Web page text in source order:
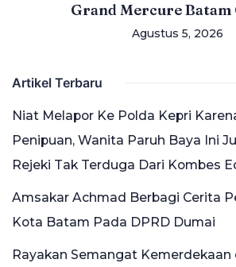
Grand Mercure Batam
Agustus 5, 2026
Artikel Terbaru
Niat Melapor Ke Polda Kepri
Penipuan, Wanita Paruh Baya Ini
Rejeki Tak Terduga Dari Kombes
Amsakar Achmad Berbagi Cerita
Kota Batam Pada DPRD Dumai
Rayakan Semangat Kemerdekaan